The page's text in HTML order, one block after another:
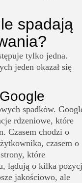
spadają
tylko jedna.
jeden okazał się
spadków.
rdzeniowe, które
Czasem chodzi o
czasem o
które
lądują o kilka
jakościowo, ale